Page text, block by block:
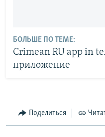
БОЛЬШЕ ПО ТЕМЕ:
Crimean RU app in
приложение
Поделиться